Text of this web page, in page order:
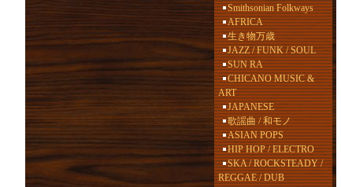
Smithsonian Folkways
AFRICA
生き物万歳
JAZZ / FUNK / SOUL
SUN RA
CHICANO MUSIC &
ART
JAPANESE
歌謡曲 / 和モノ
ASIAN POPS
HIP HOP / ELECTRO
SKA / ROCKSTEADY /
REGGAE / DUB